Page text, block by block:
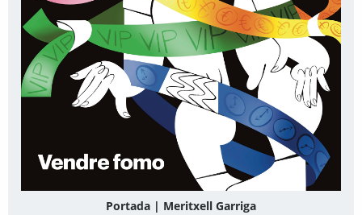
Portada | Meritxell Garriga